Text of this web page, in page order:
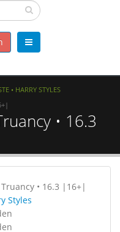
• HARRY STYLES
• 16.3
• 16.3 |16+|
Styles